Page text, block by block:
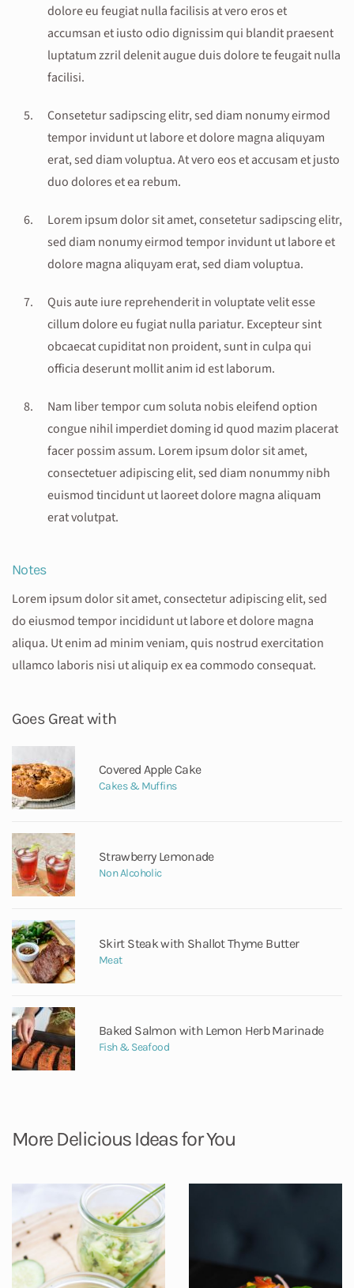
dolore eu feugiat nulla facilisis at vero eros et
accumsan et iusto odio dignissim qui blandit praesent
luptatum zzril delenit augue duis dolore te feugait nulla
facilisi.
Consetetur sadipscing elitr, sed diam nonumy eirmod
tempor invidunt ut labore et dolore magna aliquyam
erat, sed diam voluptua. At vero eos et accusam et justo
duo dolores et ea rebum.
Lorem ipsum dolor sit amet, consetetur sadipscing elitr,
sed diam nonumy eirmod tempor invidunt ut labore et
dolore magna aliquyam erat, sed diam voluptua.
Quis aute iure reprehenderit in voluptate velit esse
cillum dolore eu fugiat nulla pariatur. Excepteur sint
obcaecat cupiditat non proident, sunt in culpa qui
officia deserunt mollit anim id est laborum.
Nam liber tempor cum soluta nobis eleifend option
congue nihil imperdiet doming id quod mazim placerat
facer possim assum. Lorem ipsum dolor sit amet,
consectetuer adipiscing elit, sed diam nonummy nibh
euismod tincidunt ut laoreet dolore magna aliquam
erat volutpat.
Notes
Lorem ipsum dolor sit amet, consectetur adipiscing elit, sed
do eiusmod tempor incididunt ut labore et dolore magna
aliqua. Ut enim ad minim veniam, quis nostrud exercitation
ullamco laboris nisi ut aliquip ex ea commodo consequat.
Goes Great with
Covered Apple Cake
Cakes & Muffins
Strawberry Lemonade
Non Alcoholic
Skirt Steak with Shallot Thyme Butter
Meat
Baked Salmon with Lemon Herb Marinade
Fish & Seafood
More Delicious Ideas for You